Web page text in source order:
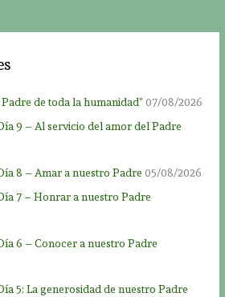
de toda la humanidad” 07/08/2026
9 – Al servicio del amor del Padre
8 – Amar a nuestro Padre 05/08/2026
7 – Honrar a nuestro Padre
6 – Conocer a nuestro Padre
5: La generosidad de nuestro Padre